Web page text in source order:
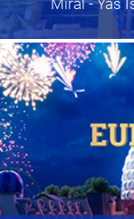
Miral - Yas